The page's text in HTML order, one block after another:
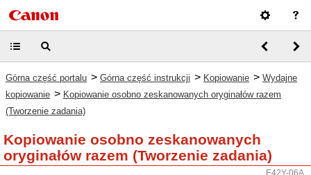
Górna część portalu > Górna część instrukcji > Kopiowanie > Wydajne
kopiowanie > Kopiowanie osobno zeskanowanych oryginałów razem
(Tworzenie zadania)
Kopiowanie osobno zeskanowanych
oryginałów razem (Tworzenie zadania)
E42Y-06A